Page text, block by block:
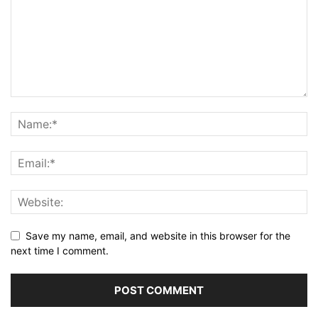
Save my name, email, and website in this browser for the
next time I comment.